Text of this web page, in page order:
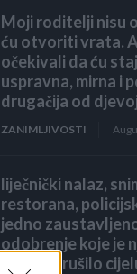
Moji roditelji nisu
ću otvoriti vrata. A
očekivali da ću
uspravna, mirna i
drugačija od
ZANIMLJIVOSTI
liječnički nalaz,
restorana,
jedno
odobrenje koje je
obitelji srušilo